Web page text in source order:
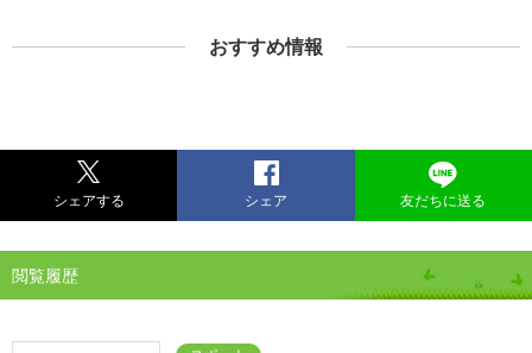
おすすめ情報
シェアする シェア 友だちに送る
閲覧履歴